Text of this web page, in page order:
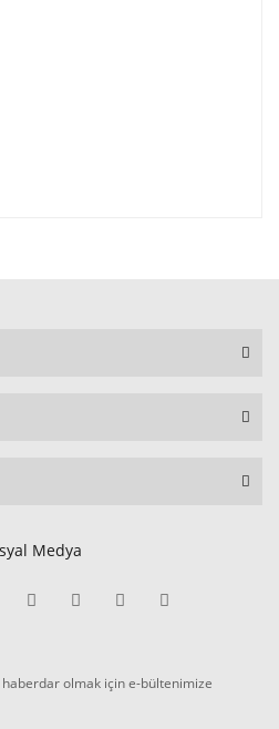
Medya
olmak için e-bültenimize